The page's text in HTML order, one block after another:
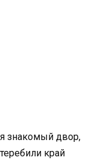
знакомый двор,
край